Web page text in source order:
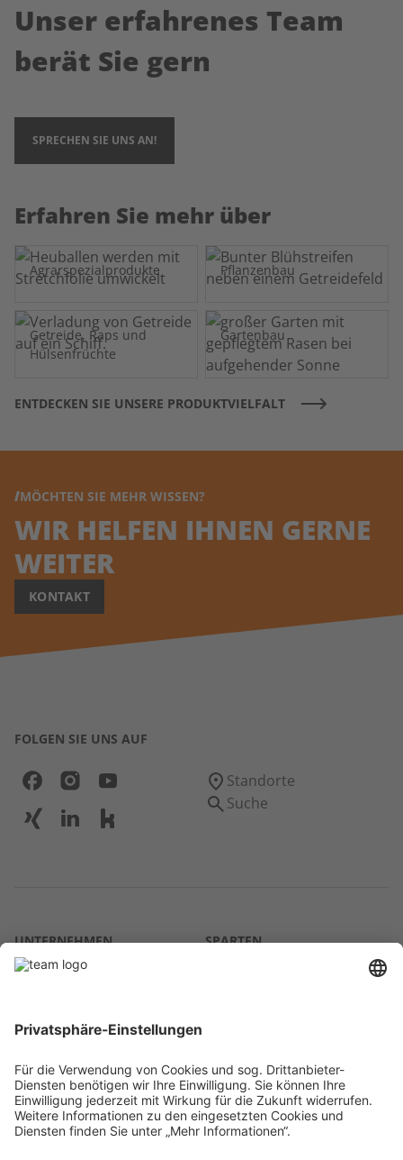
Unser erfahrenes Team
berät Sie gern
SPRECHEN SIE UNS AN!
Erfahren Sie mehr über
Agrarspezialprodukte Pflanzenbau
Getreide, Raps und
Hülsenfrüchte
Gartenbau
ENTDECKEN SIE UNSERE PRODUKTVIELFALT
MÖCHTEN SIE MEHR WISSEN?
WIR HELFEN IHNEN GERNE
WEITER
KONTAKT
FOLGEN SIE UNS AUF
Standorte
Suche
UNTERNEHMEN
Über uns
Karriere
Kontakt
SPARTEN
RECHTLICHES